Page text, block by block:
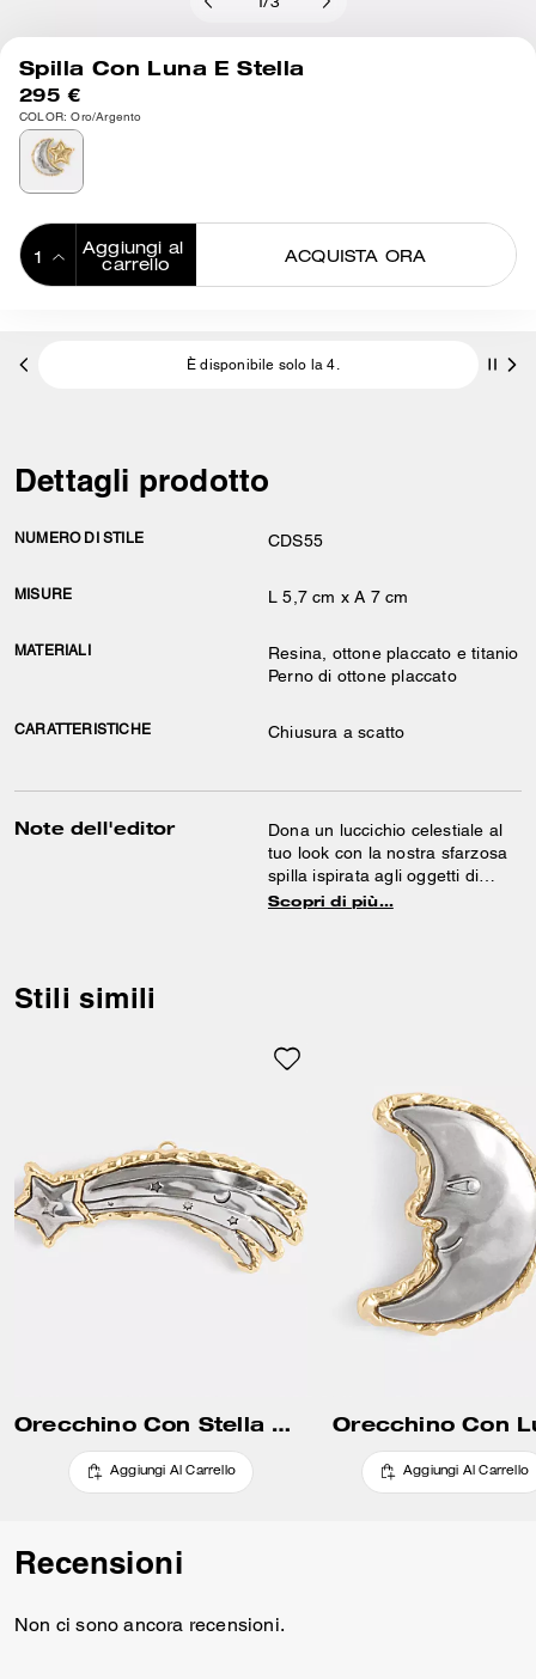
/3
Spilla Con Luna E Stella
295 €
COLOR: Oro/Argento
Aggiungi al
carrello
ACQUISTA ORA
È disponibile solo la 4.
Dettagli prodotto
NUMERO DI STILE CDS55
MISURE L 5,7 cm x A 7 cm
MATERIALI
Resina, ottone placcato e titanio
Perno di ottone placcato
CARATTERISTICHE Chiusura a scatto
Note dell'editor
Dona un luccichio celestiale al
tuo look con la nostra sfarzosa
spilla ispirata agli oggetti di
famiglia. La pratica chiusura a
Scopri di più…
Stili simili
Orecchino Con Stella Cadente
Aggiungi Al Carrello
Orecchino Con
Aggiungi Al Carrello
Recensioni
Non ci sono ancora recensioni.